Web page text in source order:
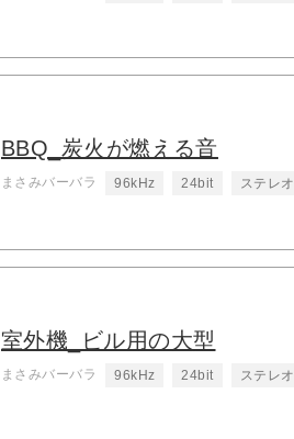
BBQ_炭火が燃える音
まさみバーバラ 96kHz 24bit ステレオ
室外機_ビル用の大型
まさみバーバラ 96kHz 24bit ステレオ